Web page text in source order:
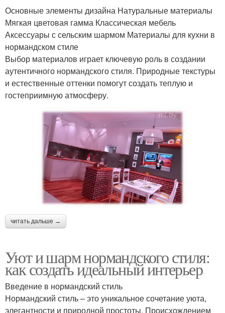
Основные элементы дизайна Натуральные материалы
Мягкая цветовая гамма Классическая мебель
Аксессуары с сельским шармом Материалы для кухни в
нормандском стиле
Выбор материалов играет ключевую роль в создании
аутентичного нормандского стиля. Природные текстуры
и естественные оттенки помогут создать теплую и
гостеприимную атмосферу.
читать дальше →
Уют и шарм нормандского стиля:
как создать идеальный интерьер
Введение в нормандский стиль
Нормандский стиль – это уникальное сочетание уюта,
элегантности и природной простоты. Происхождением